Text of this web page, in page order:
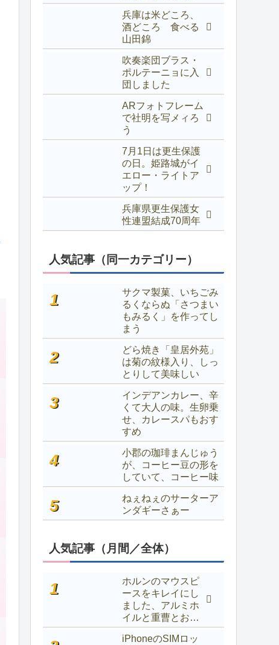
兵庫は米どころ、
酒どころ 食べる
山田錦
吹奏楽団ブラス・
ポルテーニョに入
団しました
ARフォトフレーム
で社明を写メィろ
う
7月1日は更生保護
の日。姫路城がイ
エロー・ライトア
ップ！
兵庫県更生保護女
性連盟結成70周年
人気記事（同一カテゴリー）
サクマ製菓、いちごみ
るくならぬ「さつまい
もみるく」を作ってし
まう
どら焼き「皇居外苑」
は菊の紋様入り、しっ
とりして美味しい
インデアンカレー、辛
くて大人の味。生卵乗
せ、カレースパもおす
すめ
小郡の珈琲まんじゅう
が、コーヒー豆の形を
していて、コーヒー味
ねぇねぇのサーターア
ンダギーさぁー
人気記事（月間／全体）
ホルンのマウスピ
ースをキレイにし
ました、アルミホ
イルと重曹とお湯
でOK
iPhoneのSIMロッ